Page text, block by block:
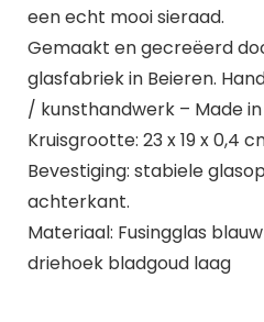
een echt mooi sieraad.
Gemaakt en gecreëerd
glasfabriek in Beieren.
/ kunsthandwerk – Made
Kruisgrootte: 23 x 19 x 0,4
Bevestiging: stabiele
achterkant.
Materiaal: Fusingglas
driehoek bladgoud laag